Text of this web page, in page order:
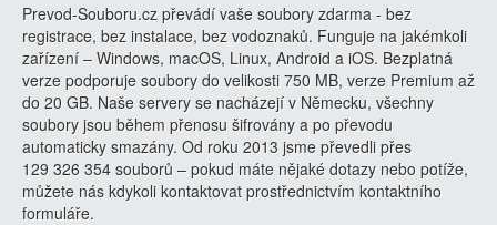
Prevod-Souboru.cz převádí vaše soubory zdarma - bez
registrace, bez instalace, bez vodoznaků. Funguje na jakémkoli
zařízení – Windows, macOS, Linux, Android a iOS. Bezplatná
verze podporuje soubory do velikosti 750 MB, verze Premium až
do 20 GB. Naše servery se nacházejí v Německu, všechny
soubory jsou během přenosu šifrovány a po převodu
automaticky smazány. Od roku 2013 jsme převedli přes
129 326 354 souborů – pokud máte nějaké dotazy nebo potíže,
můžete nás kdykoli kontaktovat prostřednictvím kontaktního
formuláře.